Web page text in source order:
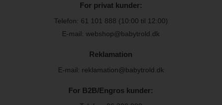
For privat kunder:
Telefon: 61 101 888 (10:00 til 12:00)
E-mail: webshop@babytrold.dk
Reklamation
E-mail: reklamation@babytrold.dk
For B2B/Engros kunder: